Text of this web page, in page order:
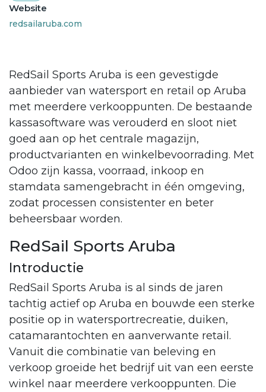
Website
redsailaruba.com
RedSail Sports Aruba is een gevestigde
aanbieder van watersport en retail op Aruba
met meerdere verkooppunten. De bestaande
kassasoftware was verouderd en sloot niet
goed aan op het centrale magazijn,
productvarianten en winkelbevoorrading. Met
Odoo zijn kassa, voorraad, inkoop en
stamdata samengebracht in één omgeving,
zodat processen consistenter en beter
beheersbaar worden.
RedSail Sports Aruba
Introductie
RedSail Sports Aruba is al sinds de jaren
tachtig actief op Aruba en bouwde een sterke
positie op in watersportrecreatie, duiken,
catamarantochten en aanverwante retail.
Vanuit die combinatie van beleving en
verkoop groeide het bedrijf uit van een eerste
winkel naar meerdere verkooppunten. Die